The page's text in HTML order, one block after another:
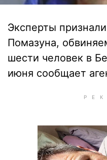
Эксперты
Помазуна,
шести человек в
июня сообщает